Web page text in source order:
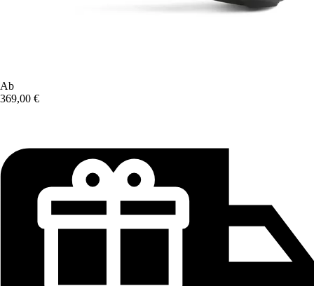
Ab
369,00 €